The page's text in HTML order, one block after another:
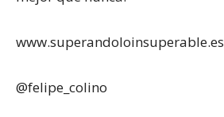
www.superandoloinsuperable.es
@felipe_colino